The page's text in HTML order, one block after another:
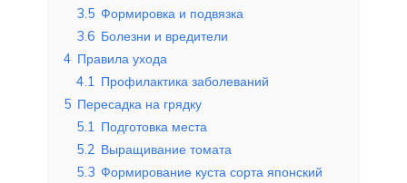
3.5 Формировка и подвязка
3.6 Болезни и вредители
4 Правила ухода
4.1 Профилактика заболеваний
5 Пересадка на грядку
5.1 Подготовка места
5.2 Выращивание томата
5.3 Формирование куста сорта японский